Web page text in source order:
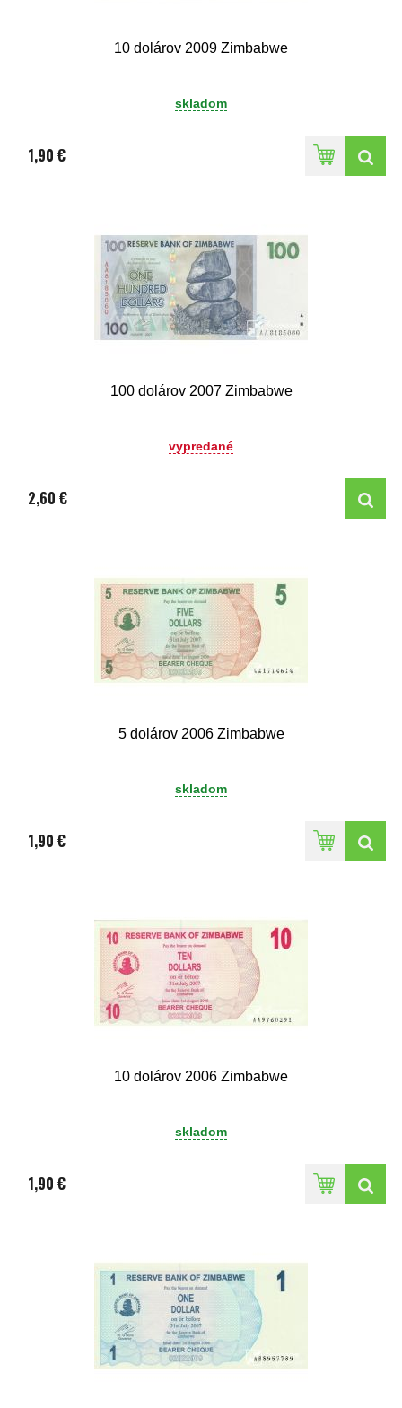
10 dolárov 2009 Zimbabwe
skladom
1,90 €
100 dolárov 2007 Zimbabwe
vypredané
2,60 €
5 dolárov 2006 Zimbabwe
skladom
1,90 €
10 dolárov 2006 Zimbabwe
skladom
1,90 €